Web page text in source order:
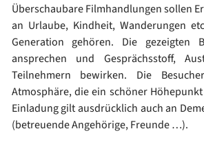
Überschaubare Filmhandlungen sollen
an Urlaube, Kindheit, Wanderungen
Generation gehören. Die gezeigten
ansprechen und Gesprächsstoff,
Teilnehmern bewirken. Die
Atmosphäre, die ein schöner
Einladung gilt ausdrücklich auch an
(betreuende Angehörige, Freunde …).